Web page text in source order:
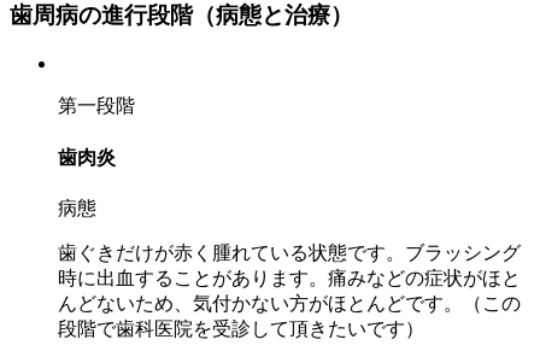
歯周病の進行段階（病態と治療）
第一段階
歯肉炎
病態
歯ぐきだけが赤く腫れている状態です。ブラッシング
時に出血することがあります。痛みなどの症状がほと
んどないため、気付かない方がほとんどです。（ この
段階で歯科医院を受診して頂きたいです）